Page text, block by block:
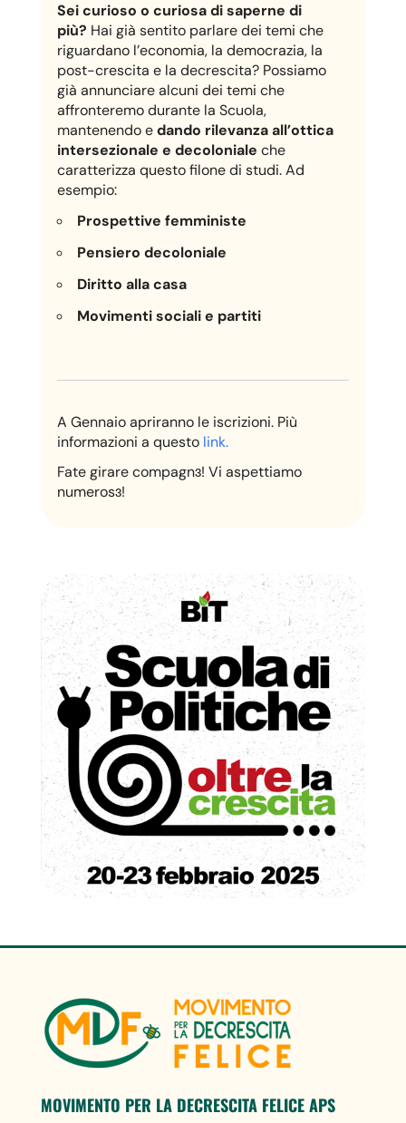
Sei curioso o curiosa di saperne di
più? Hai già sentito parlare dei temi che
riguardano l’economia, la democrazia, la
post-crescita e la decrescita? Possiamo
già annunciare alcuni dei temi che
affronteremo durante la Scuola,
mantenendo edando rilevanza all’ottica
intersezionale e decoloniale che
caratterizza questo filone di studi. Ad
esempio:
Prospettive femministe
Pensiero decoloniale
Diritto alla casa
Movimenti sociali e partiti
A Gennaio apriranno le iscrizioni. Più
informazioni a questo link.
Fate girare compagnɜ! Vi aspettiamo
numerosɜ!
MOVIMENTO PER LA DECRESCITA FELICE APS